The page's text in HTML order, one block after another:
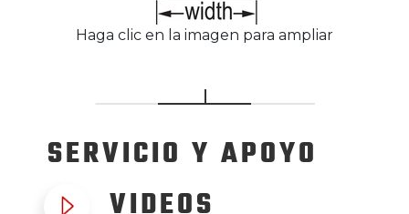
Haga clic en la imagen para ampliar
SERVICIO Y APOYO